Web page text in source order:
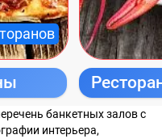
поесть
банкетных залов с
интерьера,